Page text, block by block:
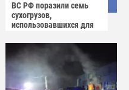
ВС РФ поразили семь
сухогрузов,
использовавшихся для